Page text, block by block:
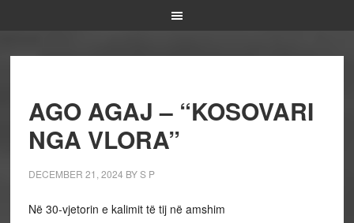
AGO AGAJ – “KOSOVARI
NGA VLORA”
DECEMBER 21, 2024 BYS P
Në 30-vjetorin e kalimit të tij në amshim